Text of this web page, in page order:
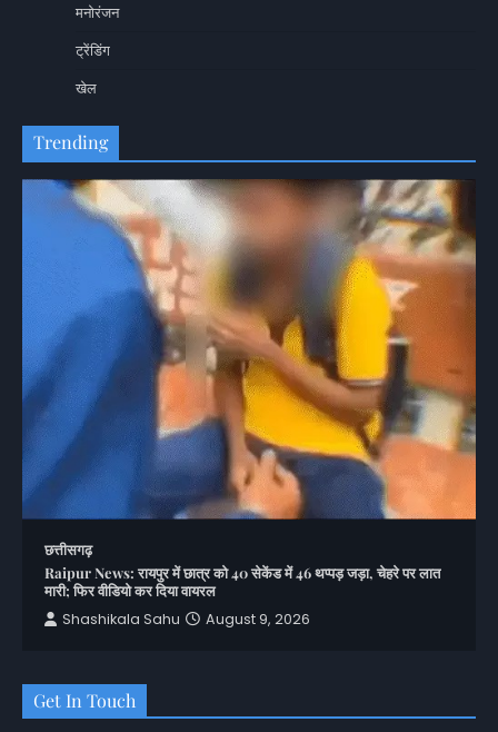
मनोरंजन
ट्रेंडिंग
खेल
Trending
छत्तीसगढ़
Raipur News: रायपुर में छात्र को 40 सेकेंड में 46 थप्पड़ जड़ा, चेहरे पर लात
मारी; फिर वीडियो कर दिया वायरल
Shashikala Sahu
August 9, 2026
Get In Touch